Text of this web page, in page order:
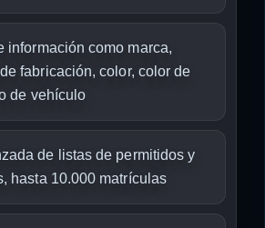
información como marca,
fabricación, color, color de
de vehículo
de listas de permitidos y
hasta 10.000 matrículas